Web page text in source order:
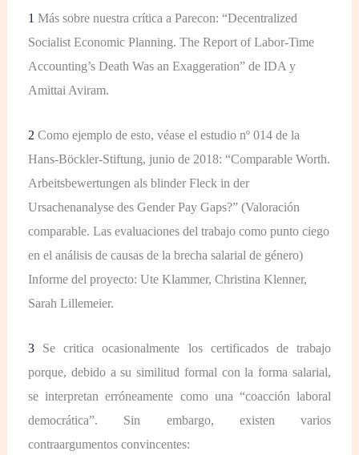
1 Más sobre nuestra crítica a Parecon: “Decentralized
Socialist Economic Planning. The Report of Labor-Time
Accounting’s Death Was an Exaggeration” de IDA y
Amittai Aviram.
2 Como ejemplo de esto, véase el estudio nº 014 de la
Hans-Böckler-Stiftung, junio de 2018: “Comparable Worth.
Arbeitsbewertungen als blinder Fleck in der
Ursachenanalyse des Gender Pay Gaps?” (Valoración
comparable. Las evaluaciones del trabajo como punto ciego
en el análisis de causas de la brecha salarial de género)
Informe del proyecto: Ute Klammer, Christina Klenner,
Sarah Lillemeier.
3 Se critica ocasionalmente los certificados de trabajo
porque, debido a su similitud formal con la forma salarial,
se interpretan erróneamente como una “coacción laboral
democrática”. Sin embargo, existen varios
contraargumentos convincentes: